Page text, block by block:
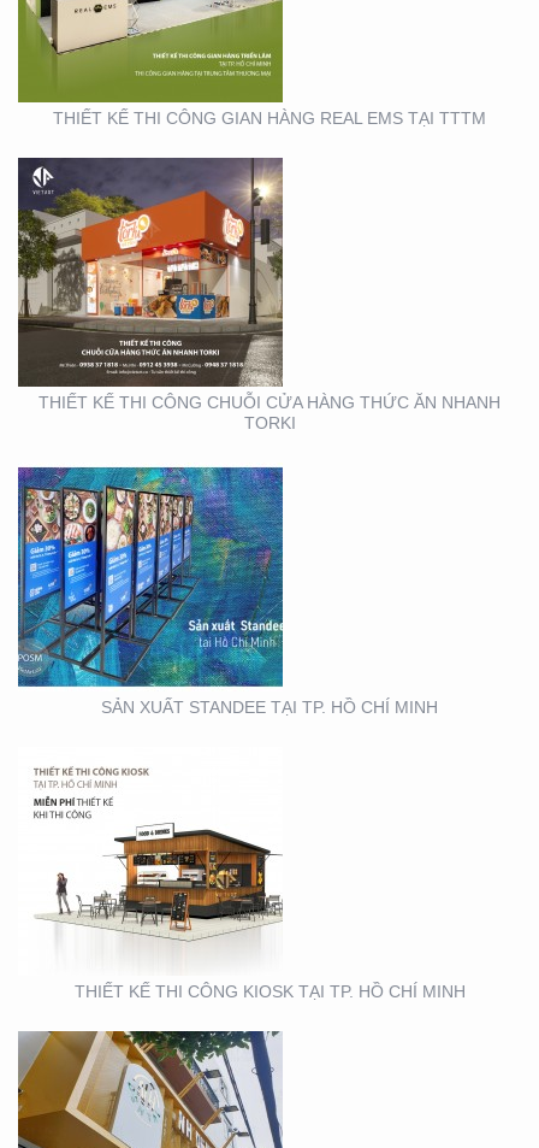
THIẾT KẾ THI CÔNG GIAN HÀNG REAL EMS TẠI TTTM
THỨC ĂN NHANH TORKI
THIẾT KẾ THI CÔNG CHUỖI CỬA HÀNG THỨC ĂN NHANH
TORKI
SẢN XUẤT STANDEE TẠI
TP. HỒ CHÍ MINH
SẢN XUẤT STANDEE TẠI TP. HỒ CHÍ MINH
THIẾT KẾ THI CÔNG
KIOSK TẠI TP. HỒ CHÍ
MINH
THIẾT KẾ THI CÔNG KIOSK TẠI TP. HỒ CHÍ MINH
THIẾT KẾ- THI CÔNG
BẢNG HIỆU ” NHA KHOA
NH
THIẾT KẾ SẢN XUẤT KỆ